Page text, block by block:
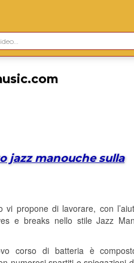
jazz manouche sulla
vi propone di lavorare, con
e breaks nello stile Jazz
corso di batteria è